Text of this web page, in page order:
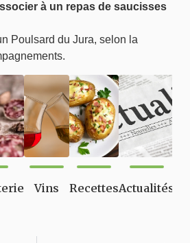
à un repas de saucisses
Poulsard du Jura, selon la
Vins RecettesActualités